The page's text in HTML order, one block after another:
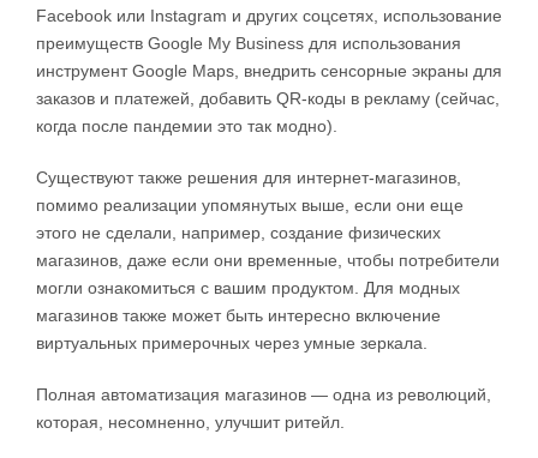
Facebook или Instagram и других соцсетях, использование
преимуществ Google My Business для использования
инструмент Google Maps, внедрить сенсорные экраны для
заказов и платежей, добавить QR-коды в рекламу (сейчас,
когда после пандемии это так модно).
Существуют также решения для интернет-магазинов,
помимо реализации упомянутых выше, если они еще
этого не сделали, например, создание физических
магазинов, даже если они временные, чтобы потребители
могли ознакомиться с вашим продуктом. Для модных
магазинов также может быть интересно включение
виртуальных примерочных через умные зеркала.
Полная автоматизация магазинов — одна из революций,
которая, несомненно, улучшит ритейл.